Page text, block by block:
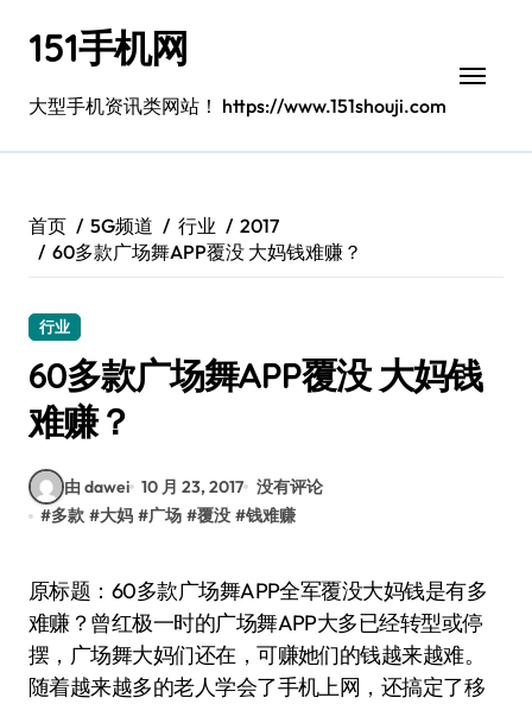
151手机网
大型手机资讯类网站！ https://www.151shouji.com
首页 5G频道 行业
2017
60多款广场舞APP覆没 大妈钱难赚？
行业
60多款广场舞APP覆没 大妈钱
难赚？
由 dawei 10 月 23, 2017 没有评论
#多款 #大妈 #广场 #覆没 #钱难赚
原标题：60多款广场舞APP全军覆没大妈钱是有多
难赚？曾红极一时的广场舞APP大多已经转型或停
摆，广场舞大妈们还在，可赚她们的钱越来越难。
随着越来越多的老人学会了手机上网，还搞定了移